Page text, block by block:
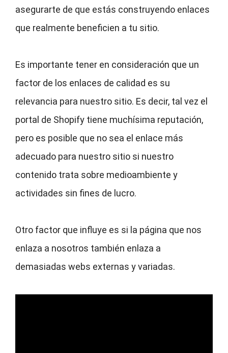
asegurarte de que estás construyendo enlaces
que realmente beneficien a tu sitio.
Es importante tener en consideración que un
factor de los enlaces de calidad es su
relevancia para nuestro sitio. Es decir, tal vez el
portal de Shopify tiene muchísima reputación,
pero es posible que no sea el enlace más
adecuado para nuestro sitio si nuestro
contenido trata sobre medioambiente y
actividades sin fines de lucro.
Otro factor que influye es si la página que nos
enlaza a nosotros también enlaza a
demasiadas webs externas y variadas.